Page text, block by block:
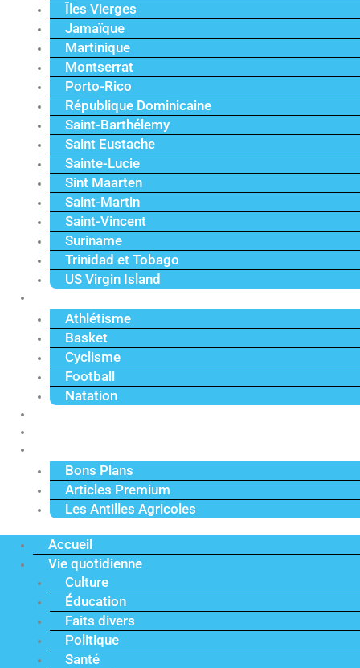
Îles Vierges
Jamaïque
Martinique
Montserrat
Porto-Rico
République Dominicaine
Saint-Barthélemy
Saint Eustache
Sainte-Lucie
Sint Maarten
Saint-Martin
Saint-Vincent
Suriname
Trinidad et Tobago
US Virgin Island
Athlétisme
Basket
Cyclisme
Football
Natation
Bons Plans
Articles Premium
Les Antilles Agricoles
Accueil
Vie quotidienne
Culture
Éducation
Faits divers
Politique
Santé